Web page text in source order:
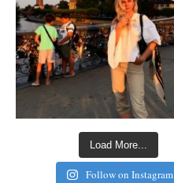
Load More...
Follow on Instagram